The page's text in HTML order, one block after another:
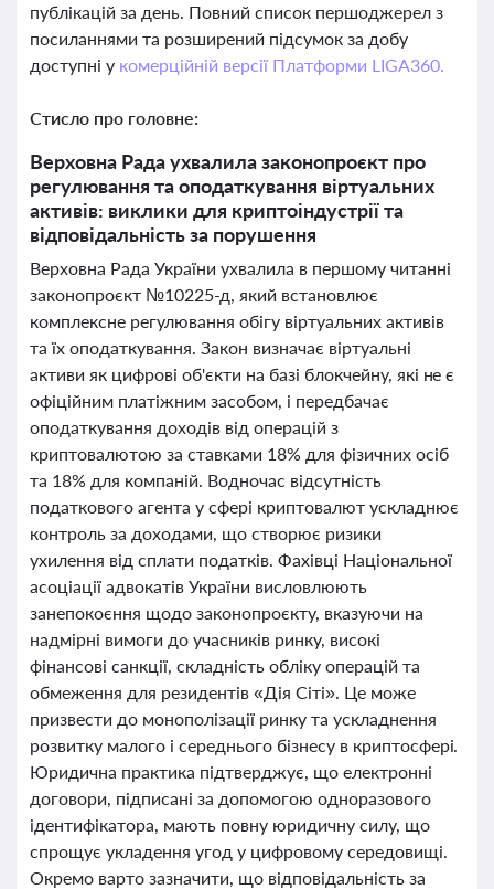
публікацій за день. Повний список першоджерел з
посиланнями та розширений підсумок за добу
доступні у комерційній версії Платформи LIGA360.
Стисло про головне:
Верховна Рада ухвалила законопроєкт про
регулювання та оподаткування віртуальних
активів: виклики для криптоіндустрії та
відповідальність за порушення
Верховна Рада України ухвалила в першому читанні
законопроєкт №10225-д, який встановлює
комплексне регулювання обігу віртуальних активів
та їх оподаткування. Закон визначає віртуальні
активи як цифрові об'єкти на базі блокчейну, які не є
офіційним платіжним засобом, і передбачає
оподаткування доходів від операцій з
криптовалютою за ставками 18% для фізичних осіб
та 18% для компаній. Водночас відсутність
податкового агента у сфері криптовалют ускладнює
контроль за доходами, що створює ризики
ухилення від сплати податків. Фахівці Національної
асоціації адвокатів України висловлюють
занепокоєння щодо законопроєкту, вказуючи на
надмірні вимоги до учасників ринку, високі
фінансові санкції, складність обліку операцій та
обмеження для резидентів «Дія Сіті». Це може
призвести до монополізації ринку та ускладнення
розвитку малого і середнього бізнесу в криптосфері.
Юридична практика підтверджує, що електронні
договори, підписані за допомогою одноразового
ідентифікатора, мають повну юридичну силу, що
спрощує укладення угод у цифровому середовищі.
Окремо варто зазначити, що відповідальність за